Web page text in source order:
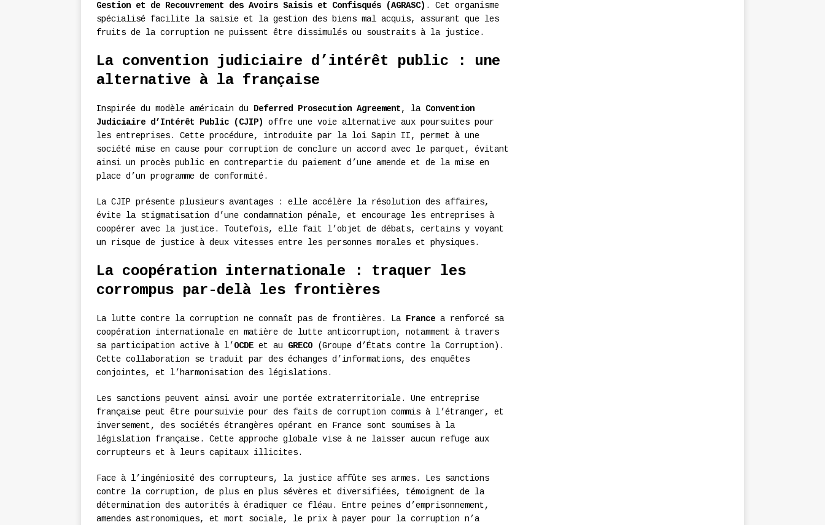
Gestion et de Recouvrement des Avoirs Saisis et Confisqués (AGRASC) . Cet organisme
spécialisé facilite la saisie et la gestion des biens mal acquis, assurant que les
fruits de la corruption ne puissent être dissimulés ou soustraits à la justice.
La convention judiciaire d’intérêt public : une
alternative à la française
Inspirée du modèle américain du Deferred Prosecution Agreement, la Convention
Judiciaire d’Intérêt Public (CJIP)
offre une voie alternative aux poursuites pour
les entreprises. Cette procédure, introduite par la loi Sapin II, permet à une
société mise en cause pour corruption de conclure un accord avec le parquet, évitant
ainsi un procès public en contrepartie du paiement d’une amende et de la mise en
place d’un programme de conformité.
La CJIP présente plusieurs avantages : elle accélère la résolution des affaires,
évite la stigmatisation d’une condamnation pénale, et encourage les entreprises à
coopérer avec la justice. Toutefois, elle fait l’objet de débats, certains y voyant
un risque de justice à deux vitesses entre les personnes morales et physiques.
La coopération internationale : traquer les
corrompus par-delà les frontières
La lutte contre la corruption ne connaît pas de frontières. La France a renforcé sa
coopération internationale en matière de lutte anticorruption, notamment à travers
sa participation active à l’ OCDE et au GRECO (Groupe d’États contre la Corruption).
Cette collaboration se traduit par des échanges d’informations, des enquêtes
conjointes, et l’harmonisation des législations.
Les sanctions peuvent ainsi avoir une portée extraterritoriale. Une entreprise
française peut être poursuivie pour des faits de corruption commis à l’étranger, et
inversement, des sociétés étrangères opérant en France sont soumises à la
législation française. Cette approche globale vise à ne laisser aucun refuge aux
corrupteurs et à leurs capitaux illicites.
Face à l’ingéniosité des corrupteurs, la justice affûte ses armes. Les sanctions
contre la corruption, de plus en plus sévères et diversifiées, témoignent de la
détermination des autorités à éradiquer ce fléau. Entre peines d’emprisonnement,
amendes astronomiques, et mort sociale, le prix à payer pour la corruption n’a